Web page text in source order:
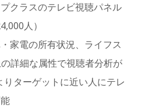
クラスのテレビ視聴パネル
人）
家電の所有状況、ライフス
詳細な属性で視聴者分析が
ターゲットに近い人にテレ